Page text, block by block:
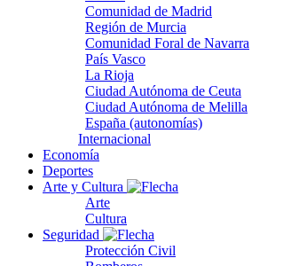
Comunidad de Madrid
Región de Murcia
Comunidad Foral de Navarra
País Vasco
La Rioja
Ciudad Autónoma de Ceuta
Ciudad Autónoma de Melilla
España (autonomías)
Internacional
Economía
Deportes
Arte y Cultura
Arte
Cultura
Seguridad
Protección Civil